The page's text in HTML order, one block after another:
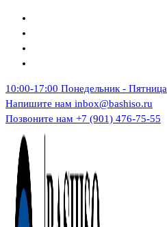
Перейти
содержимому
10:00-17:00 Понедельник - Пятница
Напишите нам inbox@bashiso.ru
Позвоните нам +7 (901) 476-75-55